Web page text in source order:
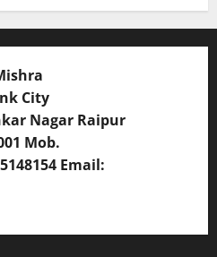
City
Nagar Raipur
Mob.
Email: